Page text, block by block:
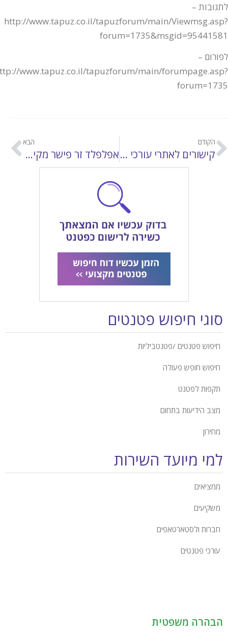
–
http://www.tapuz.co.il/tapuzforum/main/
–
http://www.tapuz.co.il/tapuzforum/main/
הקודם
קישורים לאתרי עורכי דין
הבא
אפלפלד זר פישר מקים מחלקה לטיפול בבוגרי הטכניון
סוגי חיפוש פטנטים
חיפוש פטנטים /פטנטביליות
חיפוש חופש פעולה
תקפות לפטנט
מצב הידיעות בתחום
מחירון
למי מיועד השירות
ממציאים
משקיעים
חברות ולסטארטאפים
עורכי פטנטים
הבהרה משפטית